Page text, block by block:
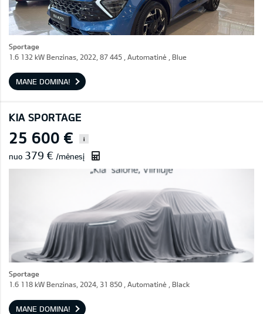
Sportage
1.6 132 kW Benzinas, 2022, 87 445 , Automatinė , Blue
MANE DOMINA!
KIA SPORTAGE
25 600 € i
nuo 379 € /mėnesį
Sportage
1.6 118 kW Benzinas, 2024, 31 850 , Automatinė , Black
MANE DOMINA!